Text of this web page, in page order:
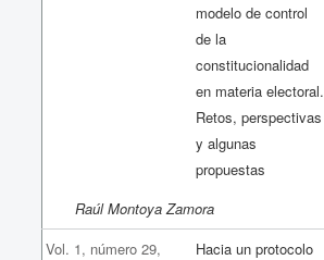
modelo de control
de la
constitucionalidad
en materia electoral.
Retos, perspectivas
y algunas
propuestas
Raúl Montoya Zamora
Vol. 1, número 29,
Hacia un protocolo